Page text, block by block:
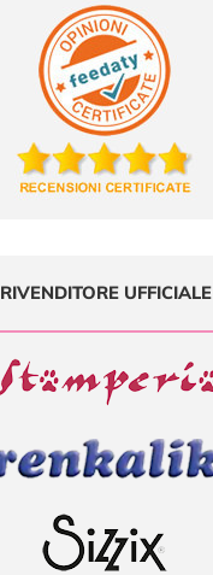
RIVENDITORE UFFICIALE